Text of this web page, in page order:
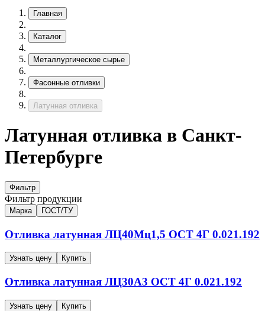
Главная
Каталог
Металлургическое сырье
Фасонные отливки
Латунная отливка
Латунная отливка в Санкт-
Петербурге
Фильтр
Фильтр продукции
Марка ГОСТ/ТУ
Отливка латунная ЛЦ40Мц1,5 ОСТ 4Г 0.021.192
Узнать цену Купить
Отливка латунная ЛЦ30А3 ОСТ 4Г 0.021.192
Узнать цену Купить